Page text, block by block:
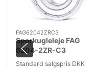
FAG62042ZRC3
Sporkugleleje FAG
6204-2ZR-C3
Standard salgspris DKK